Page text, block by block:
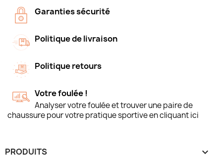
Garanties sécurité
Politique de livraison
Politique retours
Votre foulée !
Analyser votre foulée et trouver une paire de
chaussure pour votre pratique sportive en cliquant ici
PRODUITS 